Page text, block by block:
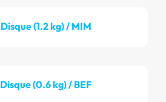
Disque (1.2 kg) / MIM
Disque (0.6 kg) / BEF